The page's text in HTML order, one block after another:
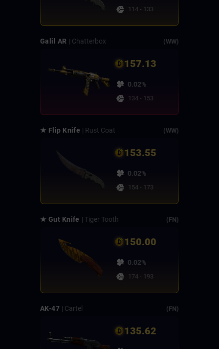
114 - 133
Galil AR | Chatterbox (WW)
157.13
0.02%
134 - 153
★ Flip Knife | Rust Coat (WW)
153.55
0.02%
154 - 173
★ Gut Knife | Tiger Tooth (FN)
150.00
0.02%
174 - 193
AK-47 | Cartel (FN)
135.62